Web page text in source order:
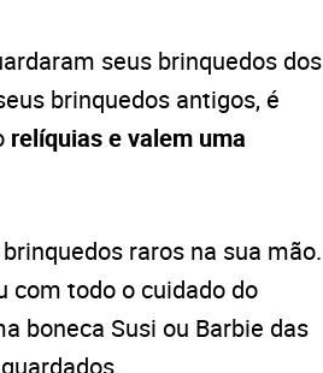
seus brinquedos dos
brinquedos antigos, é
relíquias e valem uma
brinquedos raros na sua mão.
com todo o cuidado do
boneca Susi ou Barbie das